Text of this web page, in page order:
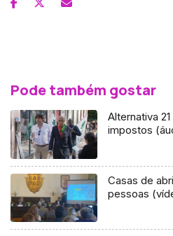
Pode também gostar
Alternativa
impostos
Casas de
pessoas